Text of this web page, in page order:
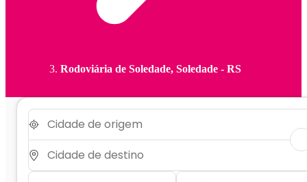
Rodoviária de Soledade, Soledade - RS